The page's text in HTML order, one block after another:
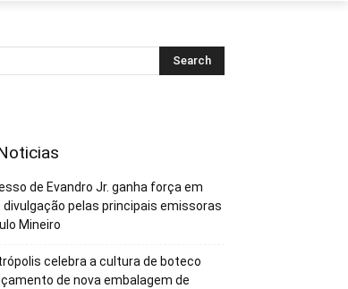
de Evandro Jr. ganha força em
divulgação pelas principais emissoras
Mineiro
celebra a cultura de boteco
de nova embalagem de